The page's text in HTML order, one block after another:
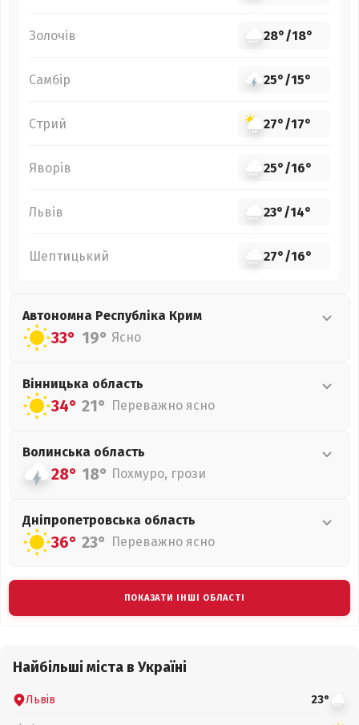
Золочів 28°/18°
Самбір 25°/15°
Стрий 27°/17°
Яворів 25°/16°
Львів 23°/14°
Шептицький 27°/16°
Автономна Республіка Крим
33° 19° Ясно
Вінницька область
34° 21° Переважно ясно
Волинська область
28° 18° Похмуро, грози
Дніпропетровська область
36° 23° Переважно ясно
ПОКАЗАТИ ІНШІ ОБЛАСТІ
Найбільші міста в Україні
Львів 23°